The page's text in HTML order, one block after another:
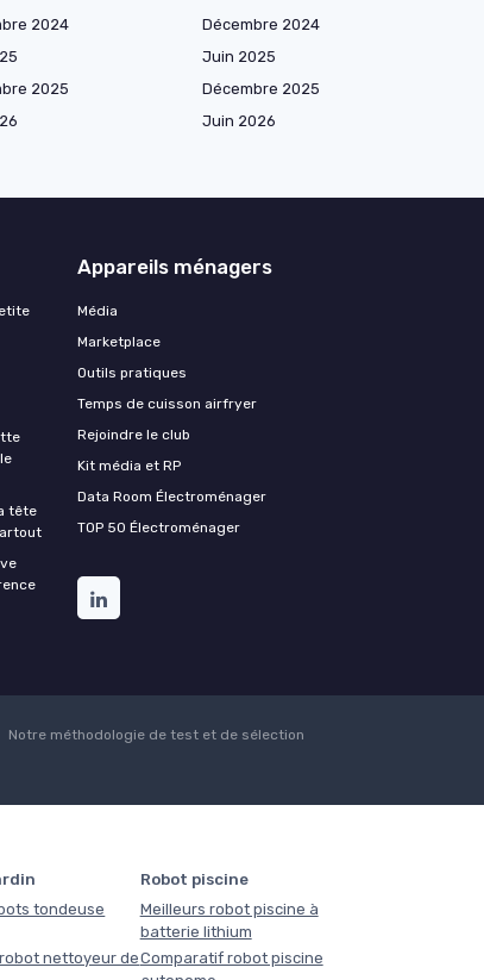
2024
Décembre 2024
Juin 2025
2025
Décembre 2025
Juin 2026
tête
Appareils ménagers
Média
Marketplace
Outils pratiques
Temps de cuisson airfryer
Rejoindre le club
Kit média et RP
Data Room Électroménager
TOP 50 Électroménager
Notre méthodologie de test et de sélection
tondeuse
nettoyeur de
Robot piscine
Meilleurs robot piscine à
batterie lithium
Comparatif robot piscine